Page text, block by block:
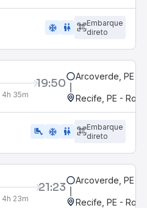
ac_unit wc
Embarque
direto
19:50
4h 35m
Arcoverde, PE -
Recife, PE -
airline_seat_legroom_extra ac_unit wc
Embarque
direto
21:23
4h 23m
Arcoverde, PE -
Recife, PE -